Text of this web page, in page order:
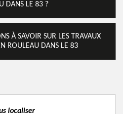
DANS LE 83 ?
À SAVOIR SUR LES TRAVAUX
ROULEAU DANS LE 83
localiser